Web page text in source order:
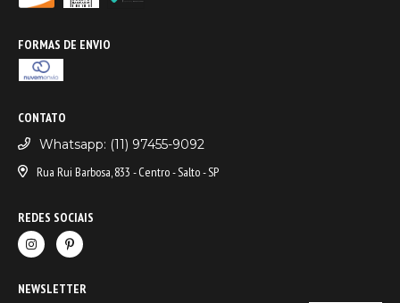
FORMAS DE ENVIO
CONTATO
Whatsapp: (11) 97455-9092
Rua Rui Barbosa, 833 - Centro - Salto - SP
REDES SOCIAIS
NEWSLETTER